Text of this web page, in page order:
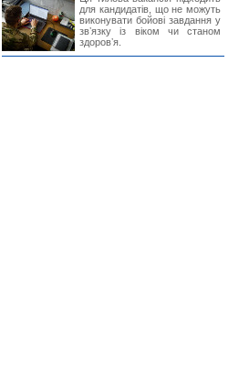
для кандидатів, що не можуть
виконувати бойові завдання у
звʼязку із віком чи станом
здоровʼя.